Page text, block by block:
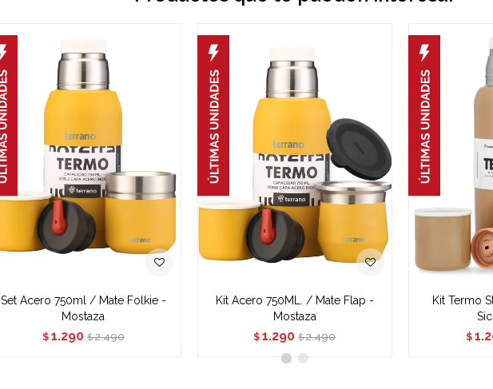
Set Acero 750ml / Mate Folkie -
Mostaza
$ 1.290 $ 2.490
Kit Acero 750ML. / Mate Flap -
Mostaza
$ 1.290 $ 2.490
Kit Termo
$